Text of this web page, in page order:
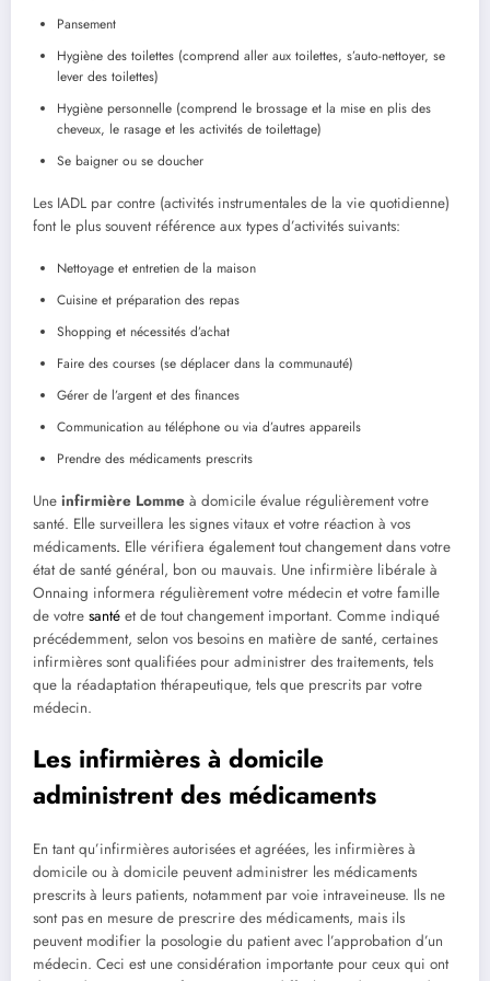
Pansement
Hygiène des toilettes (comprend aller aux toilettes, s’auto-nettoyer, se
lever des toilettes)
Hygiène personnelle (comprend le brossage et la mise en plis des
cheveux, le rasage et les activités de toilettage)
Se baigner ou se doucher
Les IADL par contre (activités instrumentales de la vie quotidienne)
font le plus souvent référence aux types d’activités suivants:
Nettoyage et entretien de la maison
Cuisine et préparation des repas
Shopping et nécessités d’achat
Faire des courses (se déplacer dans la communauté)
Gérer de l’argent et des finances
Communication au téléphone ou via d’autres appareils
Prendre des médicaments prescrits
Une infirmière Lomme à domicile évalue régulièrement votre
santé. Elle surveillera les signes vitaux et votre réaction à vos
médicaments. Elle vérifiera également tout changement dans votre
état de santé général, bon ou mauvais. Une infirmière libérale à
Onnaing informera régulièrement votre médecin et votre famille
de votre santé et de tout changement important. Comme indiqué
précédemment, selon vos besoins en matière de santé, certaines
infirmières sont qualifiées pour administrer des traitements, tels
que la réadaptation thérapeutique, tels que prescrits par votre
médecin.
Les infirmières à domicile
administrent des médicaments
En tant qu’infirmières autorisées et agréées, les infirmières à
domicile ou à domicile peuvent administrer les médicaments
prescrits à leurs patients, notamment par voie intraveineuse. Ils ne
sont pas en mesure de prescrire des médicaments, mais ils
peuvent modifier la posologie du patient avec l’approbation d’un
médecin. Ceci est une considération importante pour ceux qui ont